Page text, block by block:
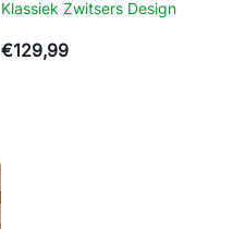
Klassiek Zwitsers Design
€129,99